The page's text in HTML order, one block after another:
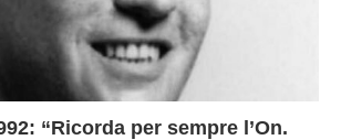
“Ricorda per sempre l’On.